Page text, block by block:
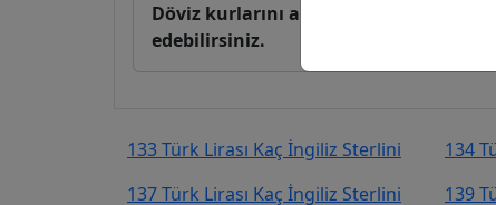
Döviz kurlarını anlık, canlı, basit bir
edebilirsiniz.
133 Türk Lirası Kaç İngiliz Sterlini 134
137 Türk Lirası Kaç İngiliz Sterlini
139